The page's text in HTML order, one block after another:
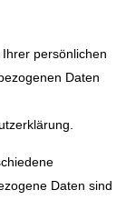
persönlichen
Daten
Daten sind